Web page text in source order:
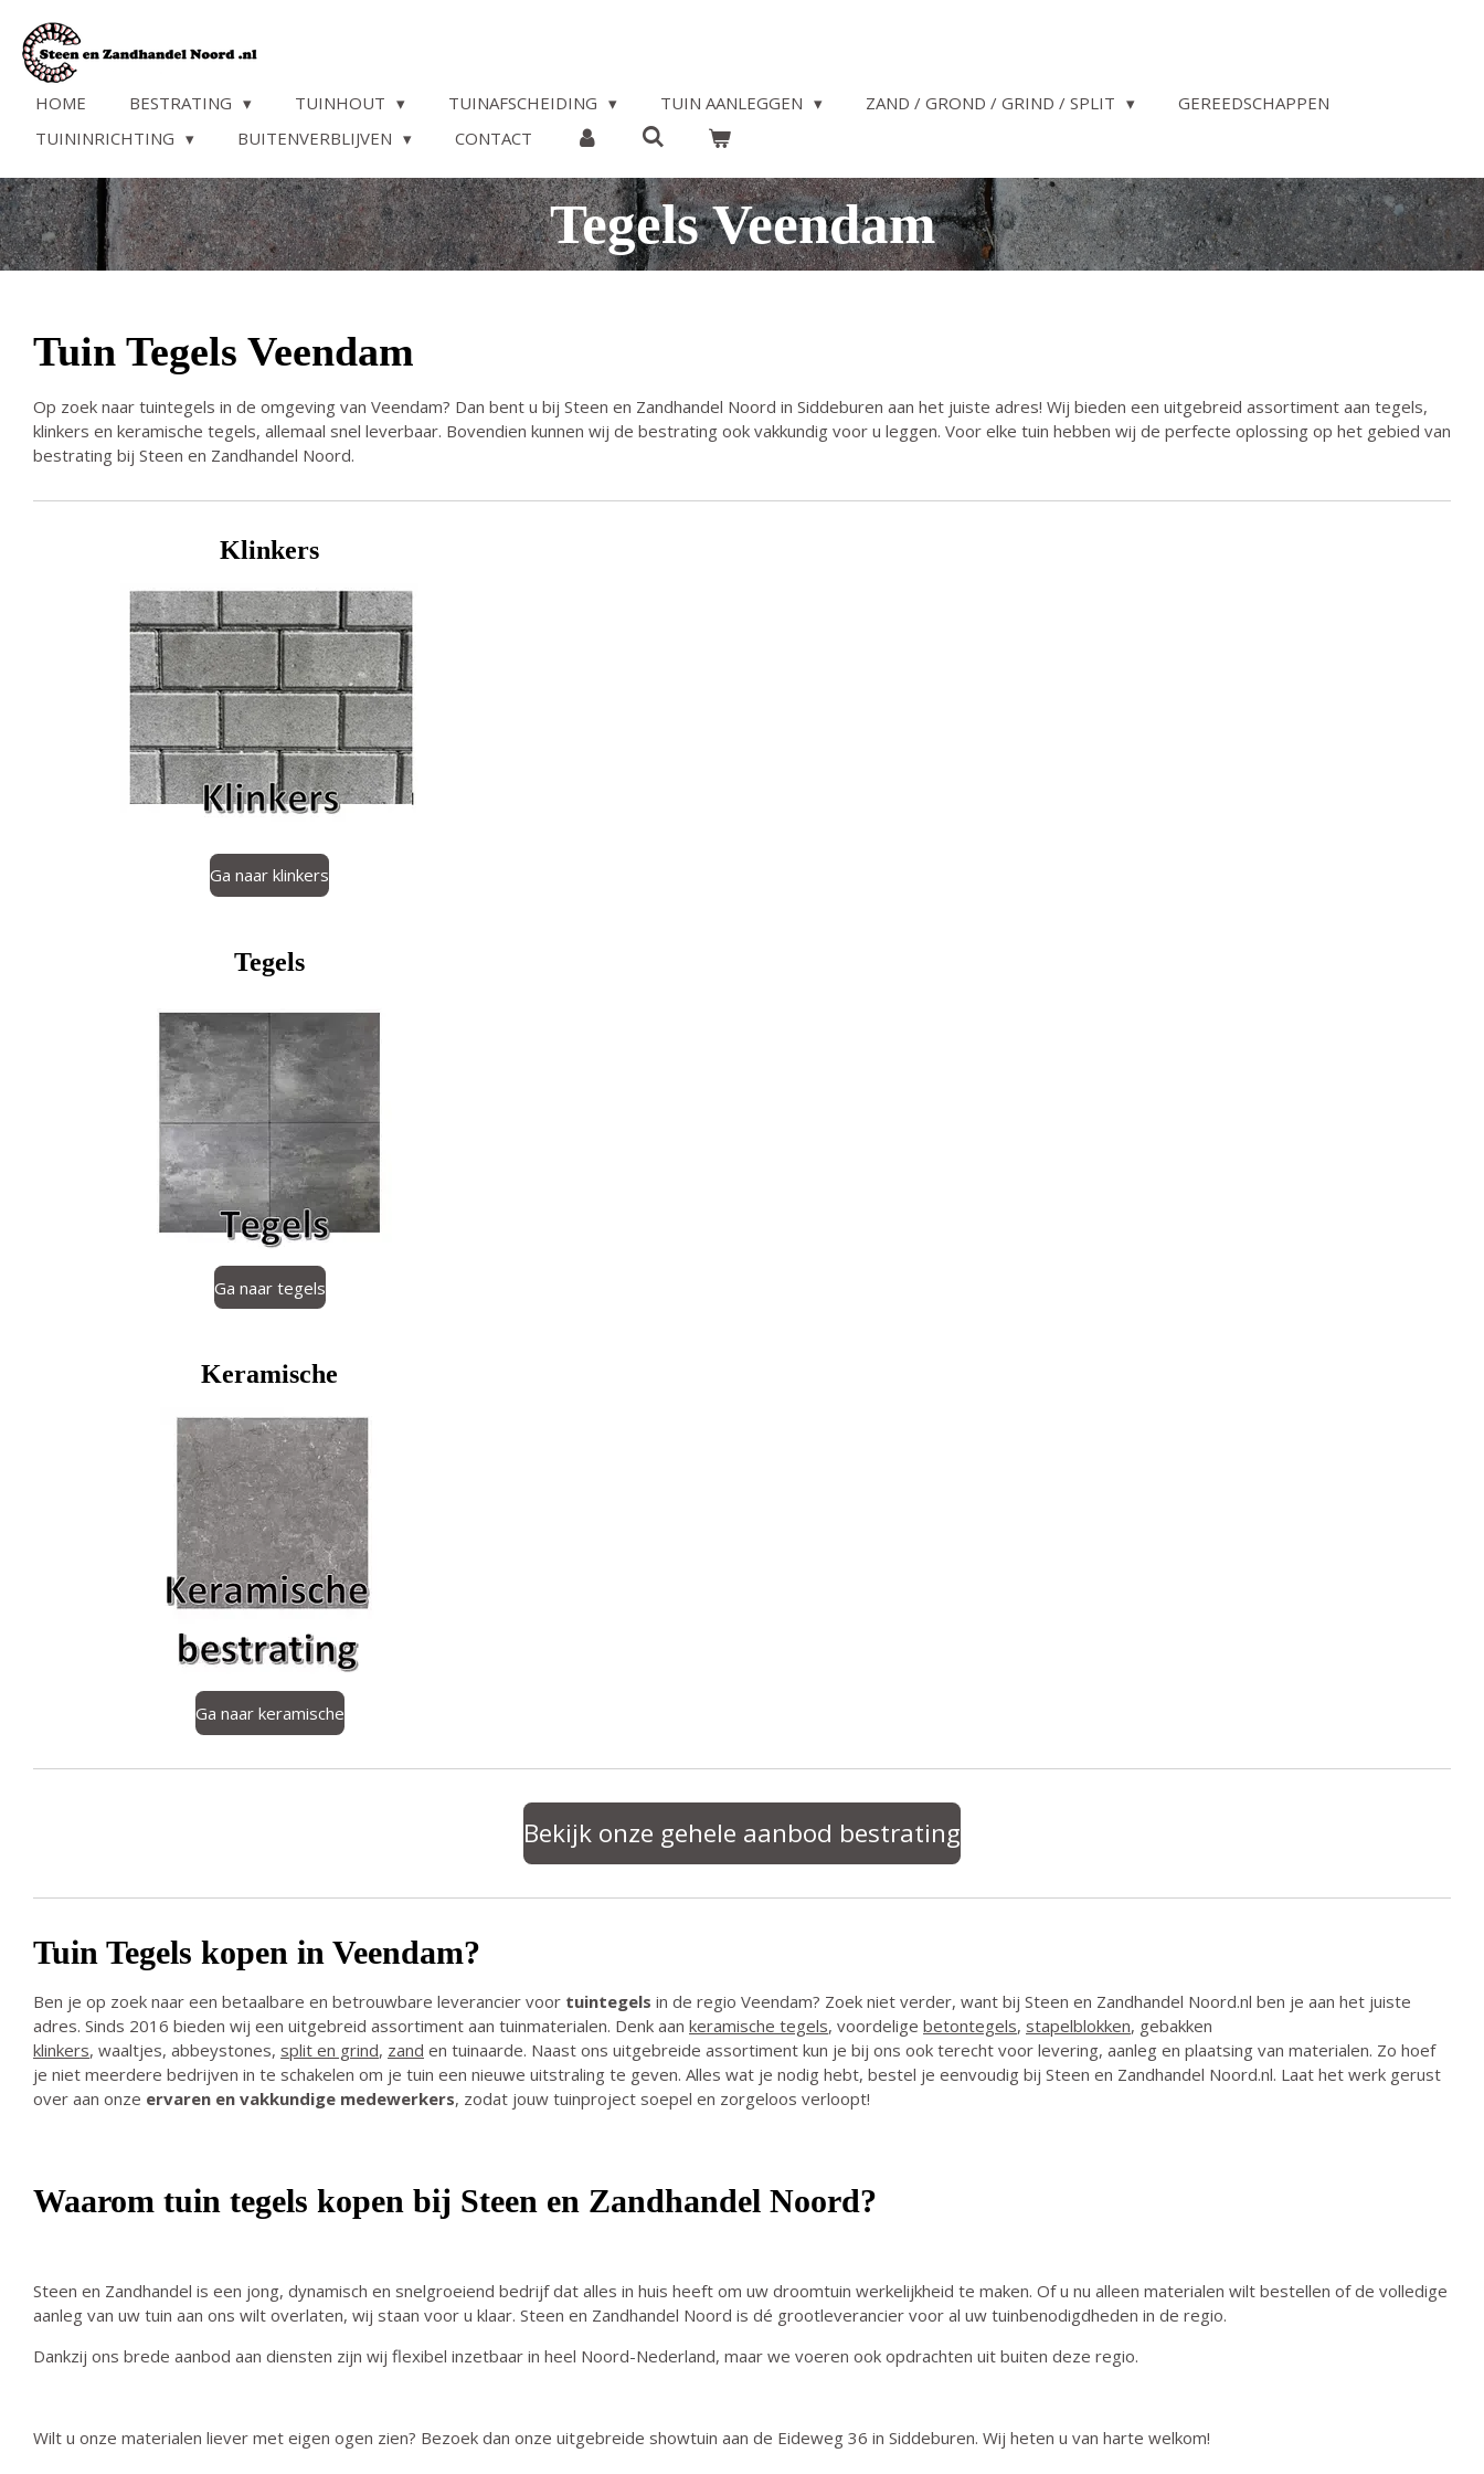
direct
naar
HOME BESTRATING TUINHOUT TUINAFSCHEIDING TUIN AANLEGGEN ZAND / GROND / GRIND / SPLIT
GEREEDSCHAPPEN
TUININRICHTING
BUITENVERBLIJVEN CONTACT
Tegels Veendam
Tuin Tegels Veendam
Op zoek naar tuintegels in de omgeving van Veendam? Dan bent u bij Steen en Zandhandel Noord in Siddeburen aan het juiste adres! Wij bieden een uitgebreid assortiment aan tegels,
klinkers en keramische tegels, allemaal snel leverbaar. Bovendien kunnen wij de bestrating ook vakkundig voor u leggen. Voor elke tuin hebben wij de perfecte oplossing op het gebied van
bestrating bij Steen en Zandhandel Noord.
Klinkers
Ga naar klinkers
Tegels
Ga naar tegels
Keramische
Ga naar keramische
Bekijk onze gehele aanbod bestrating
Tuin Tegels kopen in Veendam?
Ben je op zoek naar een betaalbare en betrouwbare leverancier voor tuintegels in de regio Veendam? Zoek niet verder, want bij Steen en Zandhandel Noord.nl ben je aan het juiste
adres. Sinds 2016 bieden wij een uitgebreid assortiment aan tuinmaterialen. Denk aan keramische tegels, voordelige betontegels, stapelblokken, gebakken
klinkers, waaltjes, abbeystones, split en grind, zand en tuinaarde. Naast ons uitgebreide assortiment kun je bij ons ook terecht voor levering, aanleg en plaatsing van materialen. Zo hoef
je niet meerdere bedrijven in te schakelen om je tuin een nieuwe uitstraling te geven. Alles wat je nodig hebt, bestel je eenvoudig bij Steen en Zandhandel Noord.nl. Laat het werk gerust
over aan onze ervaren en vakkundige medewerkers, zodat jouw tuinproject soepel en zorgeloos verloopt!
Waarom tuin tegels kopen bij Steen en Zandhandel Noord?
Steen en Zandhandel is een jong, dynamisch en snelgroeiend bedrijf dat alles in huis heeft om uw droomtuin werkelijkheid te maken. Of u nu alleen materialen wilt bestellen of de volledige
aanleg van uw tuin aan ons wilt overlaten, wij staan voor u klaar. Steen en Zandhandel Noord is dé grootleverancier voor al uw tuinbenodigdheden in de regio.
Dankzij ons brede aanbod aan diensten zijn wij flexibel inzetbaar in heel Noord-Nederland, maar we voeren ook opdrachten uit buiten deze regio.
Wilt u onze materialen liever met eigen ogen zien? Bezoek dan onze uitgebreide showtuin aan de Eideweg 36 in Siddeburen. Wij heten u van harte welkom!